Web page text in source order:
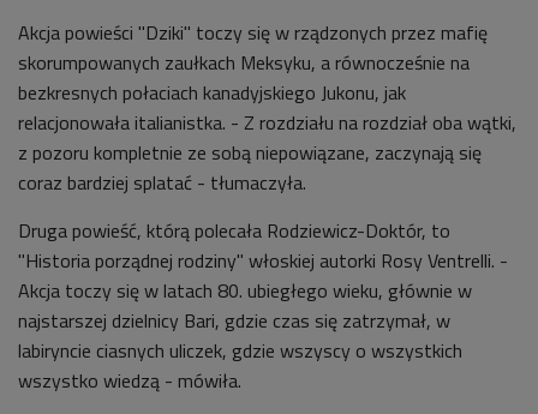
Akcja powieści "Dziki" toczy się w rządzonych przez mafię
skorumpowanych zaułkach Meksyku, a równocześnie na
bezkresnych połaciach kanadyjskiego Jukonu, jak
relacjonowała italianistka. - Z rozdziału na rozdział oba wątki,
z pozoru kompletnie ze sobą niepowiązane, zaczynają się
coraz bardziej splatać - tłumaczyła.
Druga powieść, którą polecała Rodziewicz-Doktór, to
"Historia porządnej rodziny" włoskiej autorki Rosy Ventrelli. -
Akcja toczy się w latach 80. ubiegłego wieku, głównie w
najstarszej dzielnicy Bari, gdzie czas się zatrzymał, w
labiryncie ciasnych uliczek, gdzie wszyscy o wszystkich
wszystko wiedzą - mówiła.